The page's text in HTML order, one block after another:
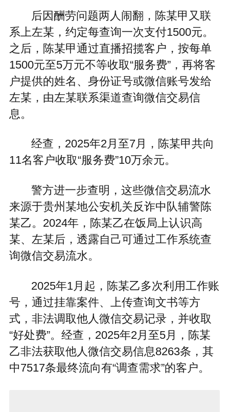
后因酬劳问题两人闹翻，陈某甲又联
系上左某，约定每查询一次支付1500元。
之后，陈某甲通过直播招揽客户，按每单
1500元至5万元不等收取“服务费”，再将客
户提供的姓名、身份证号或微信账号发给
左某，由左某联系渠道查询微信交易信
息。
经查，2025年2月至7月，陈某甲共向
11名客户收取“服务费”10万余元。
警方进一步查明，这些微信交易流水
来源于贵州某地公安机关反诈中队辅警陈
某乙。2024年，陈某乙在饭局上认识高
某、左某后，透露自己可通过工作系统查
询微信交易流水。
2025年1月起，陈某乙多次利用工作账
号，通过挂靠案件、上传查询文书等方
式，非法调取他人微信交易记录，并收取
“好处费”。经查，2025年2月至5月，陈某
乙非法获取他人微信交易信息8263条，其
中7517条最终流向有“调查需求”的客户。